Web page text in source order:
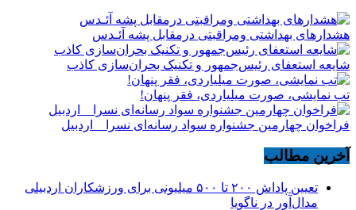
هشدارهاى بهداشتى ومراقبتى درمقابل پشه آئـدس
شایعه استعفای رئیس‌جمهور و تکنیک بحران‌سازی کاذب
تب نمایشی، صورت میلیاردی، فقر پنهان!
فراخوان چهارمین جشنواره سواد رسانه‌ای نسرا _ اردبیل
آخرین مطالب
تعیین پاداش ۲۰۰ تا ۵۰۰ میلیونی برای ورزشکاران اردبیلی
مدال‌آور در ناگویا